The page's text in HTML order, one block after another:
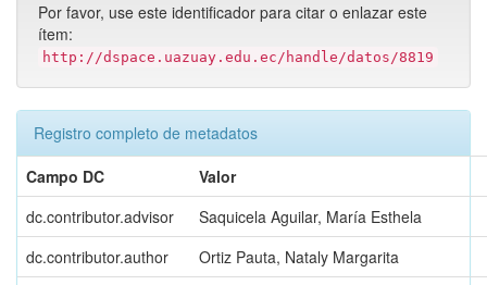
Por favor, use este identificador para citar o enlazar este
ítem:
http://dspace.uazuay.edu.ec/handle/datos/8819
Registro completo de metadatos
Campo DC
Valor
dc.contributor.advisor
Saquicela Aguilar, María Esthela
dc.contributor.author
Ortiz Pauta, Nataly Margarita